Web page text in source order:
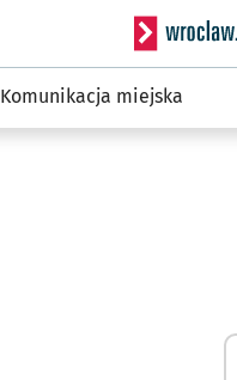
Serwis
Komunikacja miejska